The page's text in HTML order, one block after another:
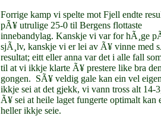
Forrige kamp vi spelte mot Fjell endte
pÃ¥ utrulige 25-0 til Bergens flottaste
innebandylag. Kanskje vi var for hÃ¸ge
sjÃ¸lv, kanskje vi er lei av Ã¥ vinne med
resultat; eitt eller anna var det i alle fall
til at vi ikkje klarte Ã¥ prestere like bra
gongen. SÃ¥ veldig gale kan ein vel
ikkje sei at det gjekk, vi vann tross alt 14-
Ã¥ sei at heile laget fungerte optimalt kan
heller ikkje seie.